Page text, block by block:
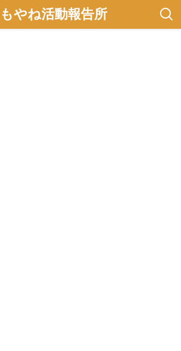
やね活動報告所